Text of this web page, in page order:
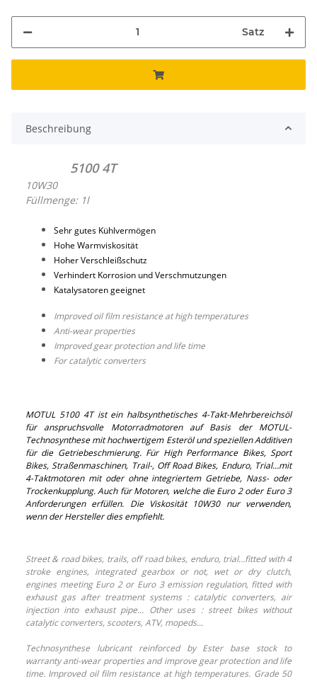
Satz
Beschreibung
5100 4T
10W30
Füllmenge: 1l
Sehr gutes Kühlvermögen
Hohe Warmviskosität
Hoher Verschleißschutz
Verhindert Korrosion und Verschmutzungen
Katalysatoren geeignet
Improved oil film resistance at high temperatures
Anti-wear properties
Improved gear protection and life time
For catalytic converters
MOTUL 5100 4T ist ein halbsynthetisches 4-Takt-Mehrbereichsöl
für anspruchsvolle Motorradmotoren auf Basis der MOTUL-
Technosynthese mit hochwertigem Esteröl und speziellen Additiven
für die Getriebeschmierung. Für High Performance Bikes, Sport
Bikes, Straßenmaschinen, Trail-, Off Road Bikes, Enduro, Trial…mit
4-Taktmotoren mit oder ohne integriertem Getriebe, Nass- oder
Trockenkupplung. Auch für Motoren, welche die Euro 2 oder Euro 3
Anforderungen erfüllen. Die Viskosität 10W30 nur verwenden,
wenn der Hersteller dies empfiehlt.
Street & road bikes, trails, off road bikes, enduro, trial…fitted with 4
stroke engines, integrated gearbox or not, wet or dry clutch,
engines meeting Euro 2 or Euro 3 emission regulation, fitted with
exhaust gas after treatment systems : catalytic converters, air
injection into exhaust pipe... Other uses : street bikes without
catalytic converters, scooters, ATV, mopeds...
Technosynthese lubricant reinforced by Ester base stock to
warranty anti-wear properties and improve gear protection and life
time. Improved oil film resistance at high temperatures. Grade 50